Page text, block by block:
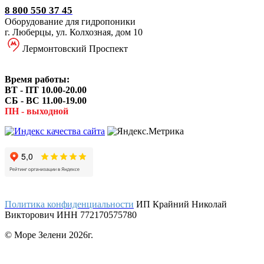
8 800 550 37 45
Оборудование для гидропоники
г. Люберцы, ул. Колхозная, дом 10
Лермонтовский Проспект
Время работы:
ВТ - ПТ 10.00-20.00
СБ - ВС 11.00-19.00
ПН - выходной
Политика конфиденциальности ИП Крайний Николай
Викторович ИНН 772170575780
© Море Зелени 2026г.